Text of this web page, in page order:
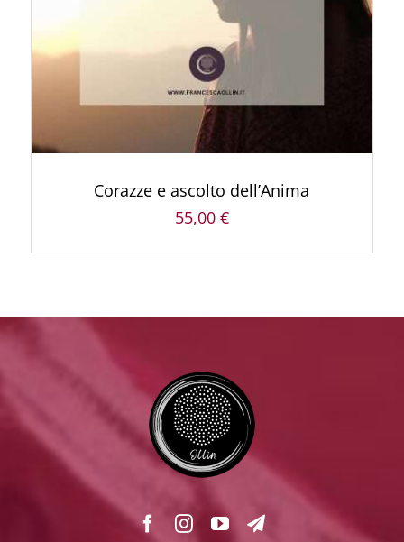
Corazze e ascolto dell’Anima
55,00 €